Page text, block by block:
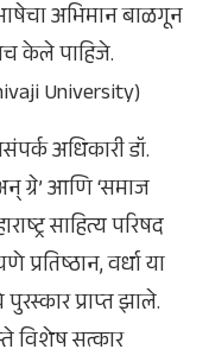
अभिमान बाळगून
केले पाहिजे.
University)
अधिकारी डॉ.
ग्रे’ आणि ‘समाज
साहित्य परिषद
वर्धा या
प्राप्त झाले.
विशेष सत्कार